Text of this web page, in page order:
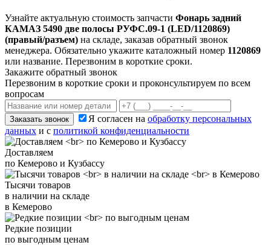
Узнайте актуальную стоимость запчасти Фонарь задний
КАМАЗ 5490 две полосы РУФС.09-1 (LED/1120869)
(правый/разъем) на складе, заказав обратный звонок
менеджера. Обязательно укажите каталожный номер 1120869
или название. Перезвоним в короткие сроки.
Закажите обратный звонок
Перезвоним в короткие сроки и проконсультируем по всем
вопросам
Заказать звонок Я согласен на обработку персональных
данных и с политикой конфиденциальности
Доставляем
по Кемерово и Кузбассу
Тысячи товаров
в наличии на складе
в Кемерово
Редкие позиции
по выгодным ценам